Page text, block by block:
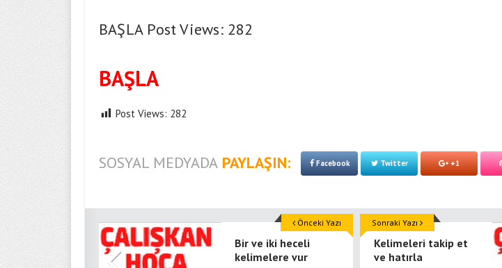
BAŞLA Post Views: 282
BAŞLA
Post Views: 282
SOSYAL MEDYADA PAYLAŞIN: Facebook Twitter +1
Bir ve iki heceli
kelimelere vur
Önceki Yazı
Kelimeleri takip et
ve hatırla
Sonraki Yazı